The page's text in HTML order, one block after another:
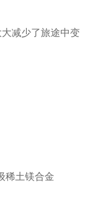
减少了旅途中变
稀土镁合金